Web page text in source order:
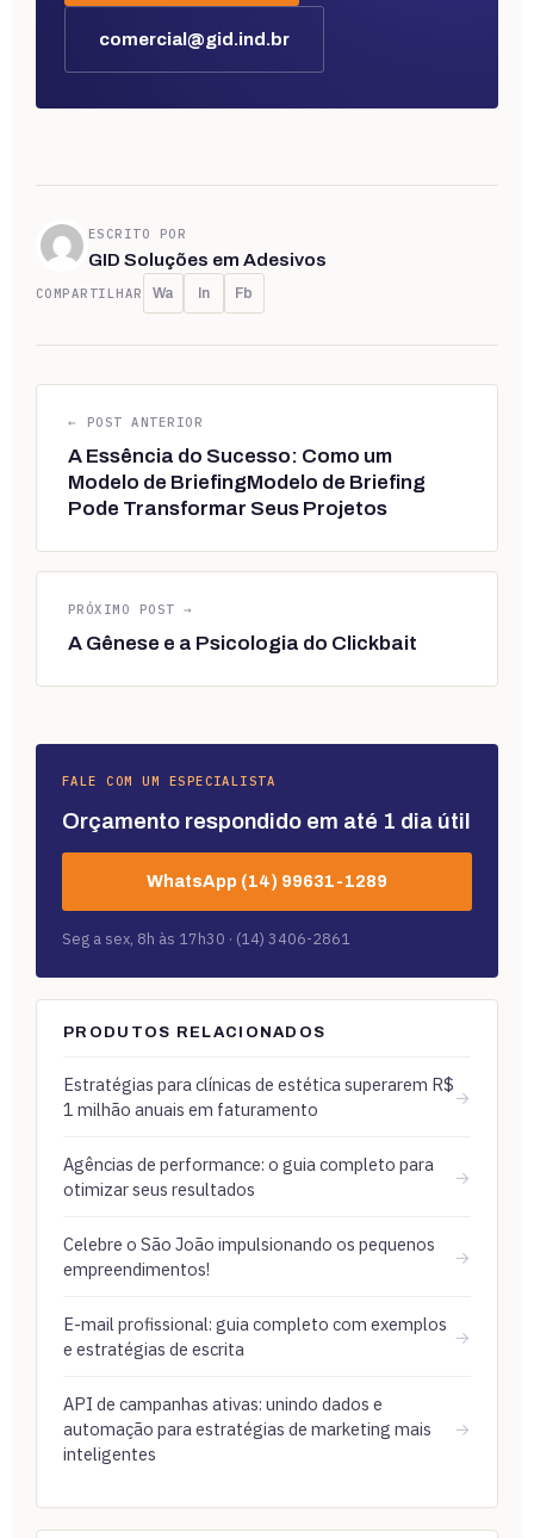
comercial@gid.ind.br
ESCRITO POR
GID Soluções em Adesivos
COMPARTILHAR Wa In Fb
← POST ANTERIOR
A Essência do Sucesso: Como um
Modelo de BriefingModelo de Briefing
Pode Transformar Seus Projetos
PRÓXIMO POST →
A Gênese e a Psicologia do Clickbait
FALE COM UM ESPECIALISTA
Orçamento respondido em até 1 dia útil
WhatsApp (14) 99631-1289
Seg a sex, 8h às 17h30 · (14) 3406-2861
PRODUTOS RELACIONADOS
Estratégias para clínicas de estética superarem R$
1 milhão anuais em faturamento
→
Agências de performance: o guia completo para
otimizar seus resultados
→
Celebre o São João impulsionando os pequenos
empreendimentos!
→
E-mail profissional: guia completo com exemplos
e estratégias de escrita
→
API de campanhas ativas: unindo dados e
automação para estratégias de marketing mais
inteligentes
→